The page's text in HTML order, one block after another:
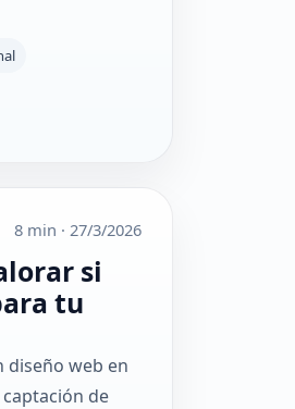
8 min · 27/3/2026
si
tu
diseño web en
de